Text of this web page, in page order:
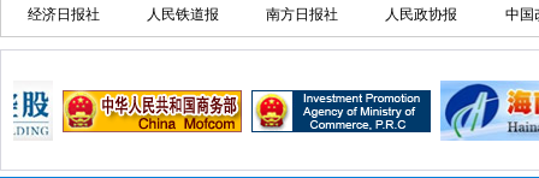
海口今年将投入44.4亿元推进江东新
·新加坡海口国家高新区国际创新创业中心
“四个瞄向”提高招商质量,3央企生产
·昆明经济技术开发区
经济日报社 人民铁道报 南方日报社 人民政协报 中国